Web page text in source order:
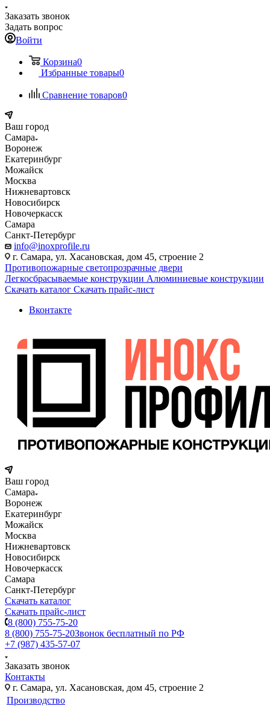
Заказать звонок
Задать вопрос
Войти
Корзина0
Избранные товары0
Сравнение товаров0
Ваш город
Самара
Воронеж
Екатеринбург
Можайск
Москва
Нижневартовск
Новосибирск
Новочеркасск
Самара
Санкт-Петербург
info@inoxprofile.ru
г. Самара, ул. Хасановская, дом 45, строение 2
Противопожарные светопрозрачные двери
Легкосбрасываемые конструкции Алюминиевые конструкции
Скачать каталог Скачать прайс-лист
Вконтакте
Ваш город
Самара
Воронеж
Екатеринбург
Можайск
Москва
Нижневартовск
Новосибирск
Новочеркасск
Самара
Санкт-Петербург
Скачать каталог
Скачать прайс-лист
8 (800) 755-75-20
8 (800) 755-75-20Звонок бесплатный по РФ
+7 (987) 435-57-07
Заказать звонок
Контакты
г. Самара, ул. Хасановская, дом 45, строение 2
Производство